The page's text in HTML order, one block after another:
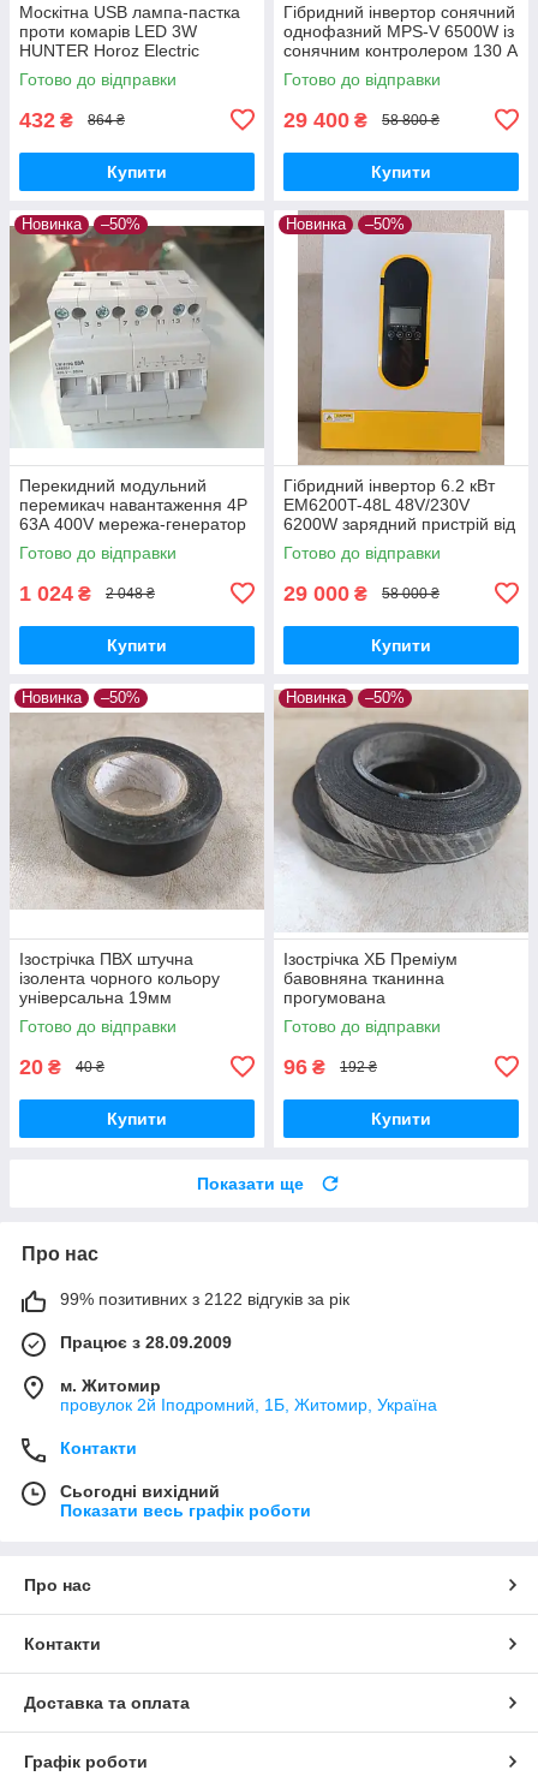
Москітна USB лампа-пастка
проти комарів LED 3W
HUNTER Horoz Electric
Готово до відправки
432 ₴ 864 ₴
Купити
Гібридний інвертор сонячний
однофазний MPS-V 6500W із
сонячним контролером 130 A
MPPT 6.5 кВт 48В скляний
сенсорний екран
Готово до відправки
29 400 ₴ 58 800 ₴
Купити
Новинка –50%
Перекидний модульний
перемикач навантаження 4Р
63А 400V мережа-генератор
(введення резерву) LW 419G
Lemanso
Готово до відправки
1 024 ₴ 2 048 ₴
Купити
Новинка –50%
Гібридний інвертор 6.2 кВт
EM6200T-48L 48V/230V
6200W зарядний пристрій від
мережі MPPT контролер для
сонячних панелей
Готово до відправки
29 000 ₴ 58 000 ₴
Купити
Новинка –50%
Ізострічка ПВХ штучна
ізолента чорного кольору
універсальна 19мм
товщиною для
електромонтажних та
Готово до відправки
20 ₴ 40 ₴
Купити
Новинка –50%
Ізострічка ХБ Преміум
бавовняна тканинна
прогумована
Електроізоляційна стрічка
одностороння 18мм
шириною звичайної липкості
ОЗОМ
Готово до відправки
96 ₴ 192 ₴
Купити
Показати ще
Про нас
99% позитивних з 2122 відгуків за рік
Працює з 28.09.2009
м. Житомир
провулок 2й Іподромний, 1Б, Житомир, Україна
Контакти
Сьогодні вихідний
Показати весь графік роботи
Про нас
Контакти
Доставка та оплата
Графік роботи